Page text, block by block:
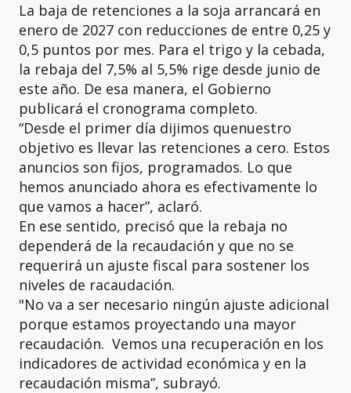
La baja de retenciones a la soja arrancará en
enero de 2027 con reducciones de entre 0,25 y
0,5 puntos por mes. Para el trigo y la cebada,
la rebaja del 7,5% al 5,5% rige desde junio de
este año. De esa manera, el Gobierno
publicará el cronograma completo.
“Desde el primer día dijimos quenuestro
objetivo es llevar las retenciones a cero. Estos
anuncios son fijos, programados. Lo que
hemos anunciado ahora es efectivamente lo
que vamos a hacer”, aclaró.
En ese sentido, precisó que la rebaja no
dependerá de la recaudación y que no se
requerirá un ajuste fiscal para sostener los
niveles de racaudación.
"No va a ser necesario ningún ajuste adicional
porque estamos proyectando una mayor
recaudación. Vemos una recuperación en los
indicadores de actividad económica y en la
recaudación misma”, subrayó.